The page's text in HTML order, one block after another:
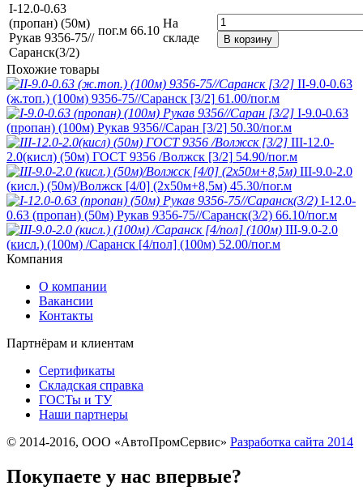
I-12.0-0.63
(пропан) (50м)
Рукав 9356-75//
Саранск(3/2)
пог.м 66.10
На
складе
В корзину
Похожие товары
II-9.0-0.63
(ж.топ.) (100м) 9356-75//Саранск [3/2] 61.00/пог.м
I-9.0-0.63
(пропан) (100м) Рукав 9356//Саран [3/2] 50.30/пог.м
III-12.0-
2.0(кисл) (50м) ГОСТ 9356 /Волжск [3/2] 54.90/пог.м
III-9.0-2.0
(кисл.) (50м)/Волжск [4/0] (2х50м+8,5м) 45.30/пог.м
I-12.0-
0.63 (пропан) (50м) Рукав 9356-75//Саранск(3/2) 66.10/пог.м
III-9.0-2.0
(кисл.) (100м) /Саранск [4/пол] (100м) 52.00/пог.м
Компания
О компании
Вакансии
Контакты
Партнёрам и клиентам
Сертификаты
Складская справка
ГОСТы и ТУ
Наши партнеры
© 2014-2016, ООО «АвтоПромСервис» Разработка сайта 2014
Покупаете у нас впервые?